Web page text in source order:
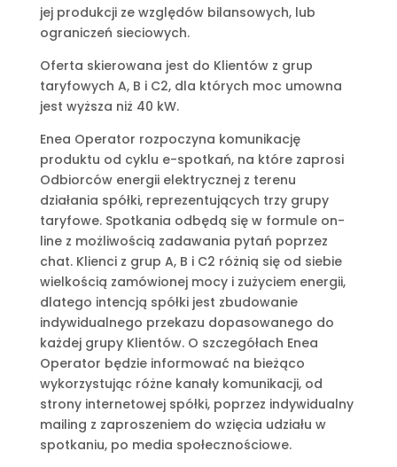
jej produkcji ze względów bilansowych, lub
ograniczeń sieciowych.
Oferta skierowana jest do Klientów z grup
taryfowych A, B i C2, dla których moc umowna
jest wyższa niż 40 kW.
Enea Operator rozpoczyna komunikację
produktu od cyklu e-spotkań, na które zaprosi
Odbiorców energii elektrycznej z terenu
działania spółki, reprezentujących trzy grupy
taryfowe. Spotkania odbędą się w formule on-
line z możliwością zadawania pytań poprzez
chat. Klienci z grup A, B i C2 różnią się od siebie
wielkością zamówionej mocy i zużyciem energii,
dlatego intencją spółki jest zbudowanie
indywidualnego przekazu dopasowanego do
każdej grupy Klientów. O szczegółach Enea
Operator będzie informować na bieżąco
wykorzystując różne kanały komunikacji, od
strony internetowej spółki, poprzez indywidualny
mailing z zaproszeniem do wzięcia udziału w
spotkaniu, po media społecznościowe.